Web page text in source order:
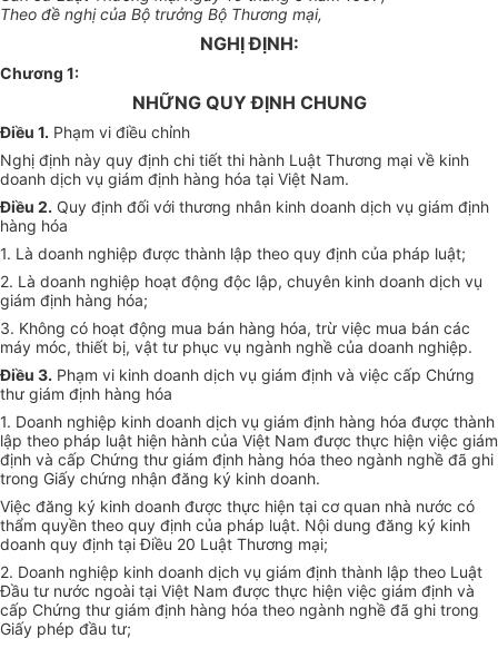
Theo đề nghị của Bộ trưởng Bộ Thương mại,
NGHỊ ĐỊNH:
Chương 1:
NHỮNG QUY ĐỊNH CHUNG
Điều 1. Phạm vi điều chỉnh
Nghị định này quy định chi tiết thi hành Luật Thương mại về kinh
doanh dịch vụ giám định hàng hóa tại Việt Nam.
Điều 2. Quy định đối với thương nhân kinh doanh dịch vụ giám định
hàng hóa
1. Là doanh nghiệp được thành lập theo quy định của pháp luật;
2. Là doanh nghiệp hoạt động độc lập, chuyên kinh doanh dịch vụ
giám định hàng hóa;
3. Không có hoạt động mua bán hàng hóa, trừ việc mua bán các
máy móc, thiết bị, vật tư phục vụ ngành nghề của doanh nghiệp.
Điều 3. Phạm vi kinh doanh dịch vụ giám định và việc cấp Chứng
thư giám định hàng hóa
1. Doanh nghiệp kinh doanh dịch vụ giám định hàng hóa được thành
lập theo pháp luật hiện hành của Việt Nam được thực hiện việc giám
định và cấp Chứng thư giám định hàng hóa theo ngành nghề đã ghi
trong Giấy chứng nhận đăng ký kinh doanh.
Việc đăng ký kinh doanh được thực hiện tại cơ quan nhà nước có
thẩm quyền theo quy định của pháp luật. Nội dung đăng ký kinh
doanh quy định tại Điều 20 Luật Thương mại;
2. Doanh nghiệp kinh doanh dịch vụ giám định thành lập theo Luật
Đầu tư nước ngoài tại Việt Nam được thực hiện việc giám định và
cấp Chứng thư giám định hàng hóa theo ngành nghề đã ghi trong
Giấy phép đầu tư;